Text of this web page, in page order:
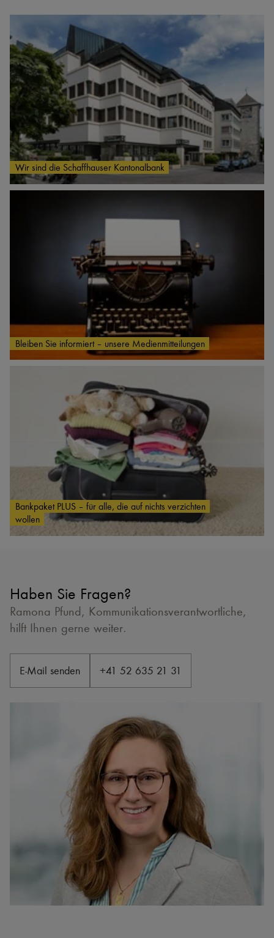
Wir sind die Schaffhauser Kantonalbank
Bleiben Sie informiert – unsere Medienmitteilungen
Bankpaket PLUS – für alle, die auf nichts verzichten
wollen
Haben Sie Fragen?
Ramona Pfund, Kommunikationsverantwortliche,
hilft Ihnen gerne weiter.
E-Mail senden +41 52 635 21 31